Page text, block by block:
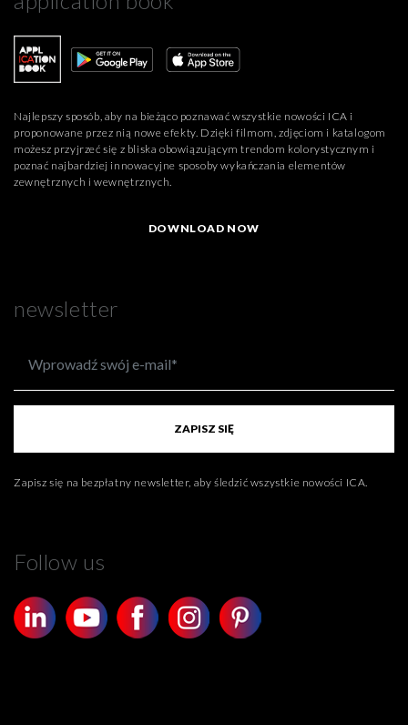
Najlepszy sposób, aby na bieżąco poznawać wszystkie nowości ICA i
proponowane przez nią nowe efekty. Dzięki filmom, zdjęciom i katalogom
możesz przyjrzeć się z bliska obowiązującym trendom kolorystycznym i
poznać najbardziej innowacyjne sposoby wykańczania elementów
zewnętrznych i wewnętrznych.
DOWNLOAD NOW
newsletter
ZAPISZ SIĘ
Zapisz się na bezpłatny newsletter, aby śledzić wszystkie nowości ICA.
Follow us